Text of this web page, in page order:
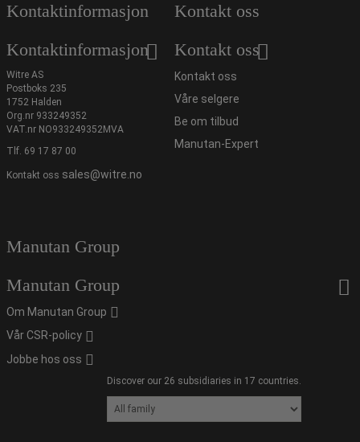
Kontaktinformasjon
Kontaktinformasjon
Witre AS
Postboks 235
1752 Halden
Org.nr 933249352
VAT.nr NO933249352MVA
Tlf. 69 17 87 00
Kontakt oss sales@witre.no
Kontakt oss
Kontakt oss
Kontakt oss
Våre selgere
Be om tilbud
Manutan-Expert
Manutan Group
Manutan Group
Om Manutan Group
Vår CSR-policy
Jobbe hos oss
Discover our 26 subsidiaries in 17 countries.